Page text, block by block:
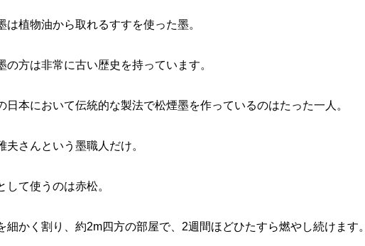
は植物油から取れるすすを使った墨。
の方は非常に古い歴史を持っています。
日本において伝統的な製法で松煙墨を作っているのはたった一人。
夫さんという墨職人だけ。
して使うのは赤松。
細かく割り、約2m四方の部屋で、2週間ほどひたすら燃やし続けます。